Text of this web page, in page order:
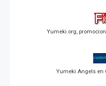
Yumeki.org,
Yumeki Angels en